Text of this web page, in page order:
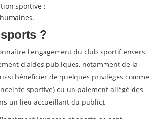
sportive ;
?
l'engagement du club sportif envers
d'aides publiques, notamment de la
bénéficier de quelques privilèges comme
sportive) ou un paiement allégé des
un lieu accueillant du public).